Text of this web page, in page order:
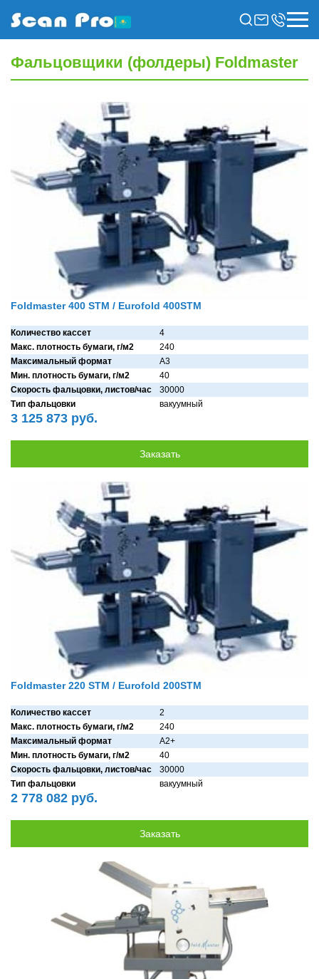
Фальцовщики (фолдеры) Foldmaster
Foldmaster 400 STM / Eurofold 400STM
Количество кассет
4
Макс. плотность бумаги, г/м2
240
Максимальный формат
A3
Мин. плотность бумаги, г/м2
40
Скорость фальцовки, листов/час
30000
Тип фальцовки
вaкуумный
3 125 873 руб.
Foldmaster 220 STM / Eurofold 200STM
Количество кассет
2
Макс. плотность бумаги, г/м2
240
Максимальный формат
A2+
Мин. плотность бумаги, г/м2
40
Скорость фальцовки, листов/час
30000
Тип фальцовки
вaкуумный
2 778 082 руб.